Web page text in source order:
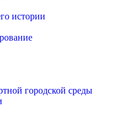
истории
городской среды